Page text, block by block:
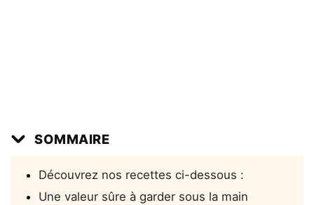
SOMMAIRE
Découvrez nos recettes ci-dessous :
Une valeur sûre à garder sous la main